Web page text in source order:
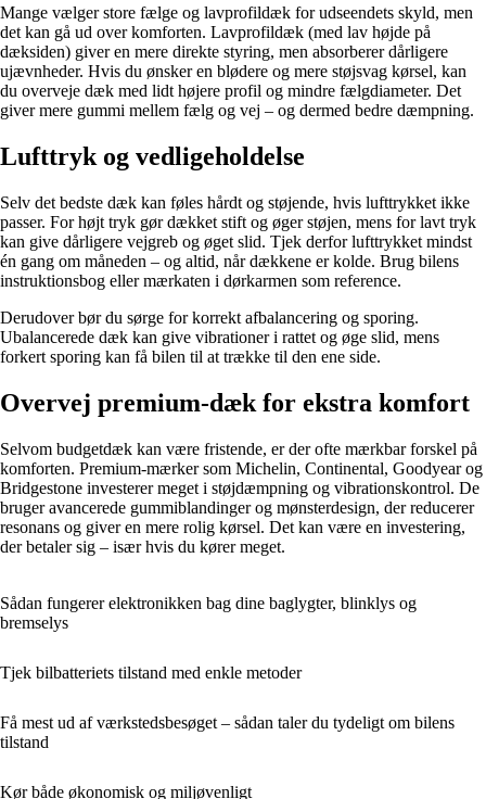
Mange vælger store fælge og lavprofildæk for udseendets skyld, men
det kan gå ud over komforten. Lavprofildæk (med lav højde på
dæksiden) giver en mere direkte styring, men absorberer dårligere
ujævnheder. Hvis du ønsker en blødere og mere støjsvag kørsel, kan
du overveje dæk med lidt højere profil og mindre fælgdiameter. Det
giver mere gummi mellem fælg og vej – og dermed bedre dæmpning.
Lufttryk og vedligeholdelse
Selv det bedste dæk kan føles hårdt og støjende, hvis lufttrykket ikke
passer. For højt tryk gør dækket stift og øger støjen, mens for lavt tryk
kan give dårligere vejgreb og øget slid. Tjek derfor lufttrykket mindst
én gang om måneden – og altid, når dækkene er kolde. Brug bilens
instruktionsbog eller mærkaten i dørkarmen som reference.
Derudover bør du sørge for korrekt afbalancering og sporing.
Ubalancerede dæk kan give vibrationer i rattet og øge slid, mens
forkert sporing kan få bilen til at trække til den ene side.
Overvej premium-dæk for ekstra komfort
Selvom budgetdæk kan være fristende, er der ofte mærkbar forskel på
komforten. Premium-mærker som Michelin, Continental, Goodyear og
Bridgestone investerer meget i støjdæmpning og vibrationskontrol. De
bruger avancerede gummiblandinger og mønsterdesign, der reducerer
resonans og giver en mere rolig kørsel. Det kan være en investering,
der betaler sig – især hvis du kører meget.
Sådan fungerer elektronikken bag dine baglygter, blinklys og
bremselys
Tjek bilbatteriets tilstand med enkle metoder
Få mest ud af værkstedsbesøget – sådan taler du tydeligt om bilens
tilstand
Kør både økonomisk og miljøvenligt